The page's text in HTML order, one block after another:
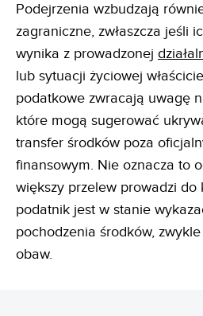
Podejrzenia wzbudzają
zagraniczne, zwłaszcza jeśli
wynika z prowadzonej
lub sytuacji życiowej
podatkowe zwracają uwagę
które mogą sugerować
transfer środków poza
finansowym. Nie oznacza to
większy przelew prowadzi do
podatnik jest w stanie
pochodzenia środków,
obaw.